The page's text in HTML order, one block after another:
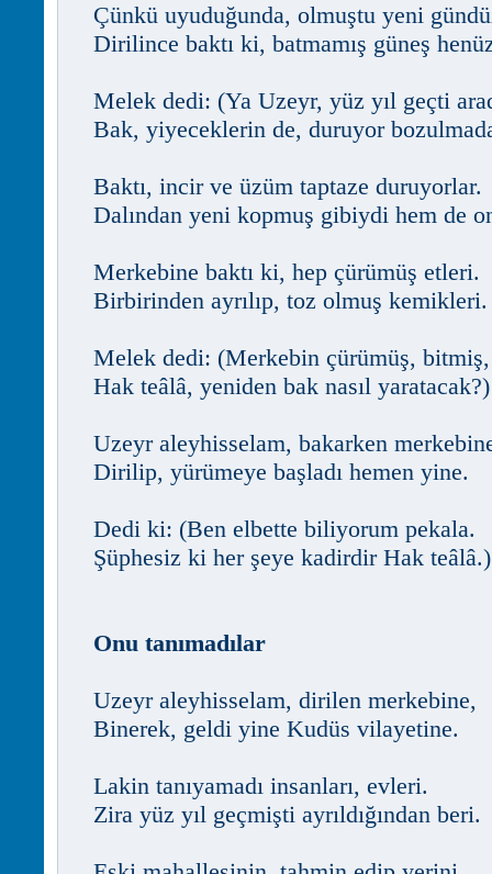
Çünkü uyuduğunda, olmuştu yeni
Dirilince baktı ki, batmamış güneş
Melek dedi: (Ya Uzeyr, yüz yıl geçti
Bak, yiyeceklerin de, duruyor
Baktı, incir ve üzüm taptaze duruyorlar.
Dalından yeni kopmuş gibiydi hem de
Merkebine baktı ki, hep çürümüş etleri.
Birbirinden ayrılıp, toz olmuş kemikleri.
Melek dedi: (Merkebin çürümüş,
Hak teâlâ, yeniden bak nasıl yaratacak?)
Uzeyr aleyhisselam, bakarken
Dirilip, yürümeye başladı hemen yine.
Dedi ki: (Ben elbette biliyorum pekala.
Şüphesiz ki her şeye kadirdir Hak teâlâ.)
Onu tanımadılar
Uzeyr aleyhisselam, dirilen merkebine,
Binerek, geldi yine Kudüs vilayetine.
Lakin tanıyamadı insanları, evleri.
Zira yüz yıl geçmişti ayrıldığından beri.